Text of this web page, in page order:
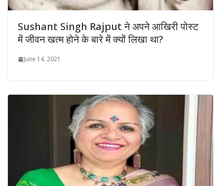
Sushant Singh Rajput ने अपने आखिरी पोस्ट
में जीवन खत्म होने के बारे में क्यों लिखा था?
June 14, 2021